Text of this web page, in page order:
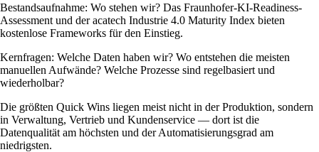
Bestandsaufnahme: Wo stehen wir? Das Fraunhofer-KI-Readiness-
Assessment und der acatech Industrie 4.0 Maturity Index bieten
kostenlose Frameworks für den Einstieg.
Kernfragen: Welche Daten haben wir? Wo entstehen die meisten
manuellen Aufwände? Welche Prozesse sind regelbasiert und
wiederholbar?
Die größten Quick Wins liegen meist nicht in der Produktion, sondern
in Verwaltung, Vertrieb und Kundenservice — dort ist die
Datenqualität am höchsten und der Automatisierungsgrad am
niedrigsten.